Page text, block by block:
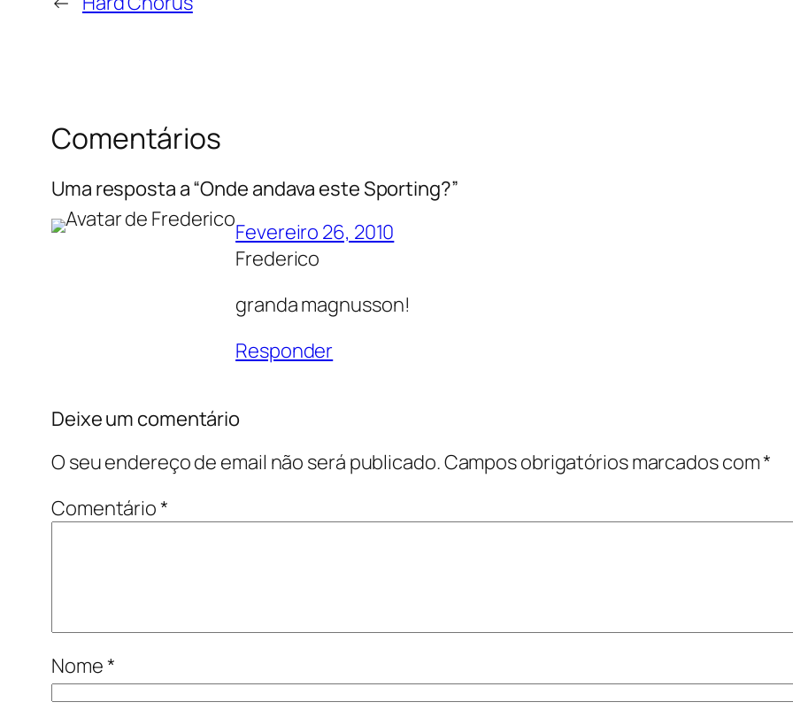
Comentários
Uma resposta a “Onde andava este Sporting?”
Fevereiro 26, 2010
Frederico
granda magnusson!
Responder
Deixe um comentário
O seu endereço de email não será publicado.Campos obrigatórios marcados com*
Comentário*
Nome*